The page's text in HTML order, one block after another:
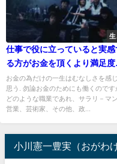
生
仕事で役に立っていると実感
る方がお金を頂くより満足度
り
お金の為だけの一生はむなしさを感
思う. 勿論お金のためにも働くのです
どのような職業であれ、サラリ－マ
営業、芸術家、その他、政...
小川憲一豊実（おがわ